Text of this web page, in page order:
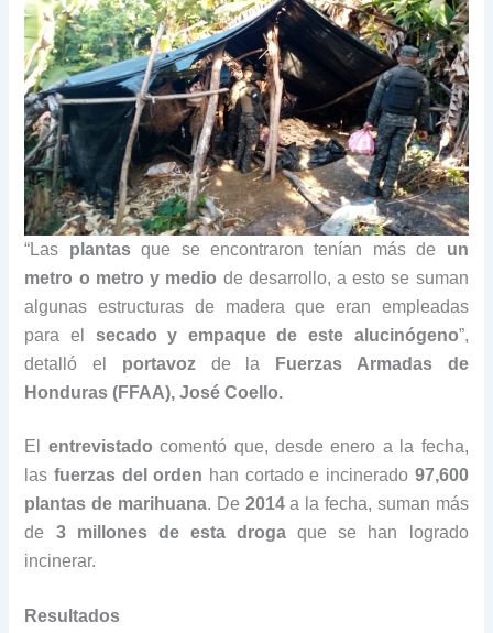
“Las plantasque se encontraron tenían más de un
metro o metro y medio de desarrollo, a esto se suman
algunas estructuras de madera que eran empleadas
para el secado y empaque de este alucinógeno”,
detalló el portavozde la
Fuerzas Armadas de
Honduras (FFAA), José Coello.
El entrevistado comentó que, desde enero a la fecha,
lasfuerzas del orden han cortado e incinerado 97,600
plantas de marihuana. De 2014a la fecha, suman más
de 3 millones de esta droga que se han logrado
incinerar.
Resultados